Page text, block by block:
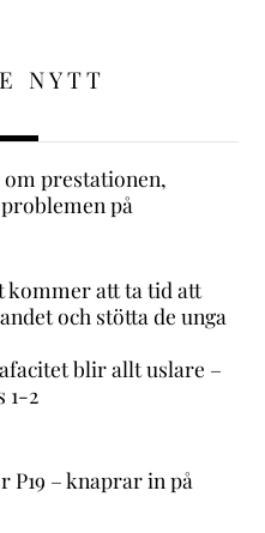
NYTT
prestationen,
på
kommer att ta tid att
och stötta de unga
blir allt uslare –
1-2
P19 – knaprar in på